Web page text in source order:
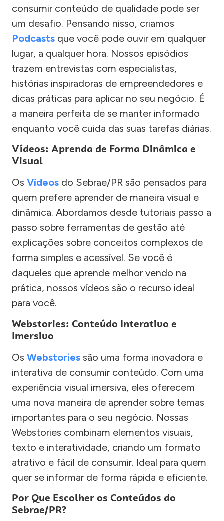
consumir conteúdo de qualidade pode ser
um desafio. Pensando nisso, criamos
Podcasts que você pode ouvir em qualquer
lugar, a qualquer hora. Nossos episódios
trazem entrevistas com especialistas,
histórias inspiradoras de empreendedores e
dicas práticas para aplicar no seu negócio. É
a maneira perfeita de se manter informado
enquanto você cuida das suas tarefas diárias.
Vídeos: Aprenda de Forma Dinâmica e
Visual
Os Vídeos do Sebrae/PR são pensados para
quem prefere aprender de maneira visual e
dinâmica. Abordamos desde tutoriais passo a
passo sobre ferramentas de gestão até
explicações sobre conceitos complexos de
forma simples e acessível. Se você é
daqueles que aprende melhor vendo na
prática, nossos vídeos são o recurso ideal
para você.
Webstories: Conteúdo Interativo e
Imersivo
Os Webstories são uma forma inovadora e
interativa de consumir conteúdo. Com uma
experiência visual imersiva, eles oferecem
uma nova maneira de aprender sobre temas
importantes para o seu negócio. Nossas
Webstories combinam elementos visuais,
texto e interatividade, criando um formato
atrativo e fácil de consumir. Ideal para quem
quer se informar de forma rápida e eficiente.
Por Que Escolher os Conteúdos do
Sebrae/PR?